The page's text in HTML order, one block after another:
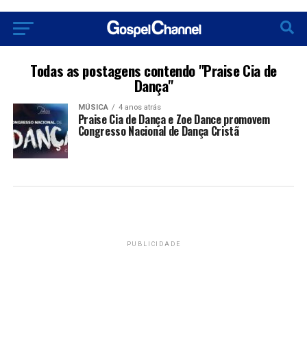
Todas as postagens contendo "Praise Cia de
Dança"
MÚSICA 4 anos atrás
Praise Cia de Dança e Zoe Dance promovem
Congresso Nacional de Dança Cristã
PUBLICIDADE